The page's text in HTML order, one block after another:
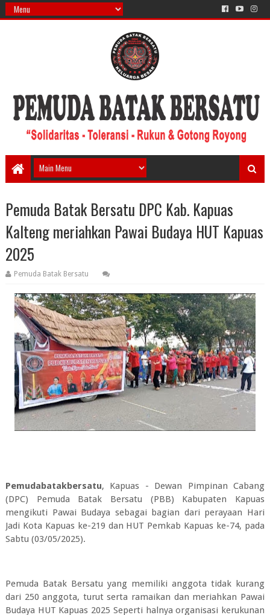
Pemuda Batak Bersatu DPC Kab. Kapuas
Kalteng meriahkan Pawai Budaya HUT Kapuas
2025
Pemuda Batak Bersatu
Pemudabatakbersatu, Kapuas - Dewan Pimpinan Cabang
(DPC) Pemuda Batak Bersatu (PBB) Kabupaten Kapuas
mengikuti Pawai Budaya sebagai bagian dari perayaan Hari
Jadi Kota Kapuas ke-219 dan HUT Pemkab Kapuas ke-74, pada
Sabtu (03/05/2025).
Pemuda Batak Bersatu yang memiliki anggota tidak kurang
dari 250 anggota, turut serta ramaikan dan meriahkan Pawai
Budaya HUT Kapuas 2025 Seperti halnya organisasi kerukunan